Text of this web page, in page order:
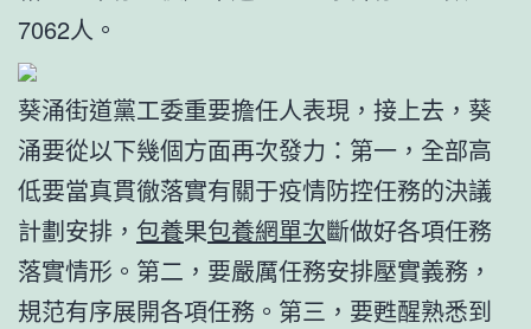
7062人。
葵涌街道黨工委重要擔任人表現，接上去，葵
涌要從以下幾個方面再次發力：第一，全部高
低要當真貫徹落實有關于疫情防控任務的決議
計劃安排， 包養果包養網單次斷做好各項任務
落實情形。第二，要嚴厲任務安排壓實義務，
規范有序展開各項任務。第三，要甦醒熟悉到